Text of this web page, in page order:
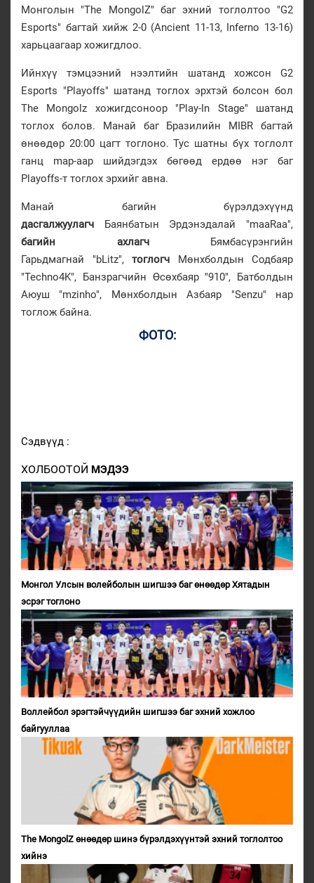
Монголын "The MongolZ" баг эхний тоглолтоо "G2
Esports" багтай хийж 2-0 (Ancient 11-13, Inferno 13-16)
харьцаагаар хожигдлоо.
Ийнхүү тэмцээний нээлтийн шатанд хожсон G2
Esports "Playoffs" шатанд тоглох эрхтэй болсон бол
The Mongolz хожигдсоноор "Play-In Stage" шатанд
тоглох болов. Манай баг Бразилийн MIBR багтай
өнөөдөр 20:00 цагт тоглоно. Тус шатны бүх тоглолт
ганц map-аар шийдэгдэх бөгөөд ердөө нэг баг
Playoffs-т тоглох эрхийг авна.
Манай багийн бүрэлдэхүүнд
дасгалжуулагч Баянбатын Эрдэнэдалай "maaRaa",
багийн ахлагчБямбасүрэнгийн
Гарьдмагнай "bLitz", тоглогч Мөнхболдын Содбаяр
"Techno4K", Банзрагчийн Өсөхбаяр "910", Батболдын
Аюуш "mzinho", Мөнхболдын Азбаяр "Senzu" нар
тоглож байна.
ФОТО:
Сэдвүүд :
ХОЛБООТОЙ МЭДЭЭ
Монгол Улсын волейболын шигшээ баг өнөөдөр Хятадын
эсрэг тоглоно
Воллейбол эрэгтэйчүүдийн шигшээ баг эхний хожлоо
байгууллаа
The MongolZ өнөөдөр шинэ бүрэлдэхүүнтэй эхний тоглолтоо
хийнэ